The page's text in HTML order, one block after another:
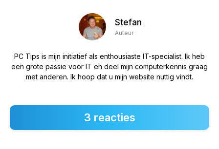
Stefan
Auteur
PC Tips is mijn initiatief als enthousiaste IT-specialist. Ik heb
een grote passie voor IT en deel mijn computerkennis graag
met anderen. Ik hoop dat u mijn website nuttig vindt.
3 reacties